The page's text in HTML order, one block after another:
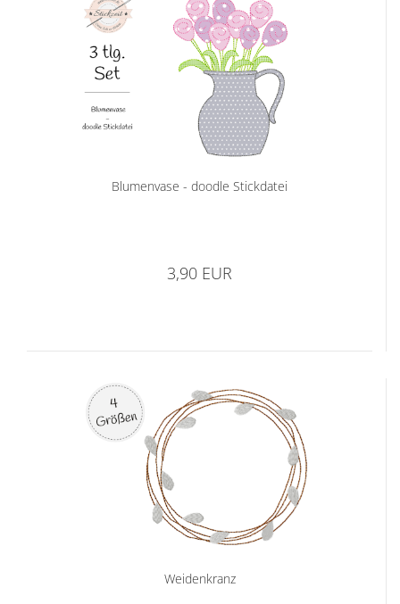
Blumenvase - doodle Stickdatei
3,90 EUR
Weidenkranz